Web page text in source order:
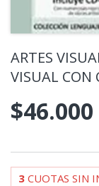
ARTES
VISUAL CON
$46.000
3 CUOTAS SIN